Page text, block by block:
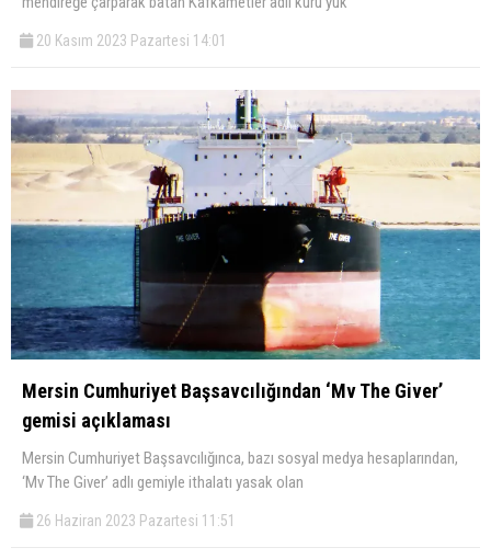
20 Kasım 2023 Pazartesi 14:01
Mersin Cumhuriyet Başsavcılığından ‘Mv The Giver’
gemisi açıklaması
Mersin Cumhuriyet Başsavcılığınca, bazı sosyal medya hesaplarından,
‘Mv The Giver’ adlı gemiyle ithalatı yasak olan
26 Haziran 2023 Pazartesi 11:51